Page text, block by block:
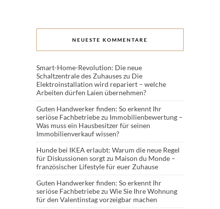
NEUESTE KOMMENTARE
Smart-Home-Revolution: Die neue
Schaltzentrale des Zuhauseszu Die
Elektroinstallation wird repariert – welche
Arbeiten dürfen Laien übernehmen?
Guten Handwerker finden: So erkennt Ihr
seriöse Fachbetriebezu Immobilienbewertung –
Was muss ein Hausbesitzer für seinen
Immobilienverkauf wissen?
Hunde bei IKEA erlaubt: Warum die neue Regel
für Diskussionen sorgtzu Maison du Monde –
französischer Lifestyle für euer Zuhause
Guten Handwerker finden: So erkennt Ihr
seriöse Fachbetriebezu Wie Sie Ihre Wohnung
für den Valentinstag vorzeigbar machen